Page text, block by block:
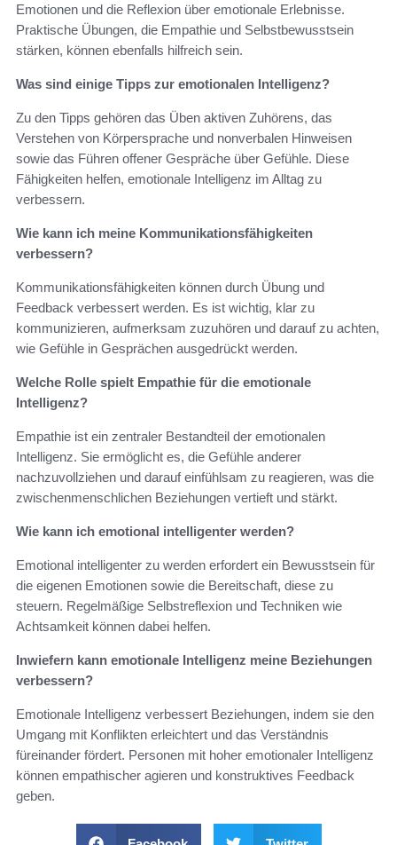
Emotionen und die Reflexion über emotionale Erlebnisse.
Praktische Übungen, die Empathie und Selbstbewusstsein
stärken, können ebenfalls hilfreich sein.
Was sind einige Tipps zur emotionalen Intelligenz?
Zu den Tipps gehören das Üben aktiven Zuhörens, das
Verstehen von Körpersprache und nonverbalen Hinweisen
sowie das Führen offener Gespräche über Gefühle. Diese
Fähigkeiten helfen, emotionale Intelligenz im Alltag zu
verbessern.
Wie kann ich meine Kommunikationsfähigkeiten
verbessern?
Kommunikationsfähigkeiten können durch Übung und
Feedback verbessert werden. Es ist wichtig, klar zu
kommunizieren, aufmerksam zuzuhören und darauf zu achten,
wie Gefühle in Gesprächen ausgedrückt werden.
Welche Rolle spielt Empathie für die emotionale
Intelligenz?
Empathie ist ein zentraler Bestandteil der emotionalen
Intelligenz. Sie ermöglicht es, die Gefühle anderer
nachzuvollziehen und darauf einfühlsam zu reagieren, was die
zwischenmenschlichen Beziehungen vertieft und stärkt.
Wie kann ich emotional intelligenter werden?
Emotional intelligenter zu werden erfordert ein Bewusstsein für
die eigenen Emotionen sowie die Bereitschaft, diese zu
steuern. Regelmäßige Selbstreflexion und Techniken wie
Achtsamkeit können dabei helfen.
Inwiefern kann emotionale Intelligenz meine Beziehungen
verbessern?
Emotionale Intelligenz verbessert Beziehungen, indem sie den
Umgang mit Konflikten erleichtert und das Verständnis
füreinander fördert. Personen mit hoher emotionaler Intelligenz
können empathischer agieren und konstruktives Feedback
geben.